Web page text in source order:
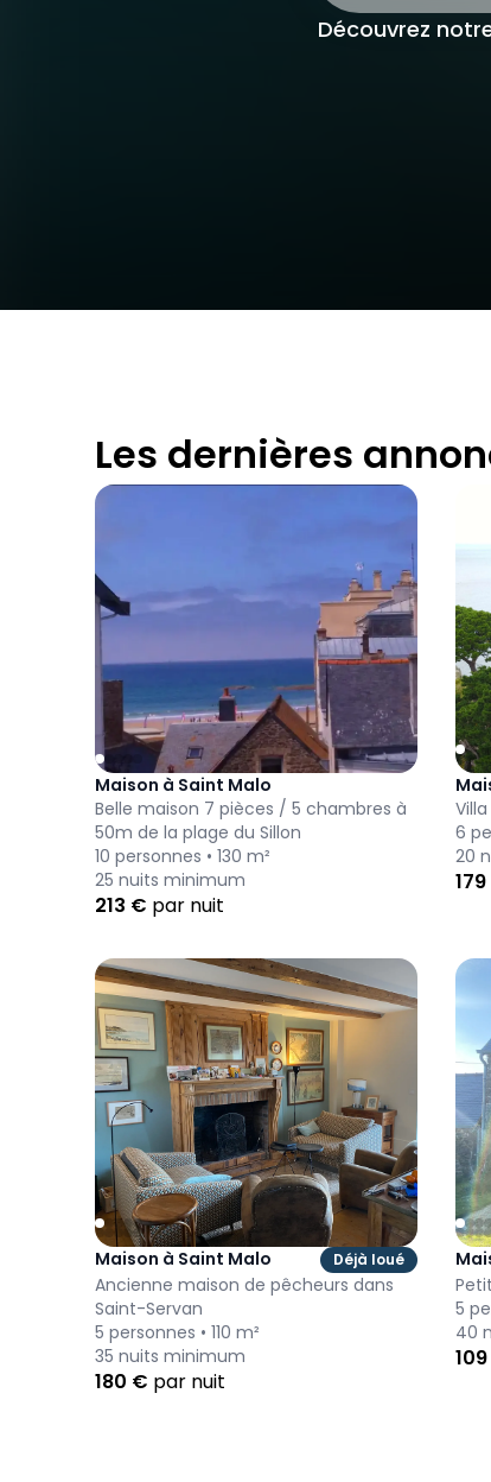
Découvrez
Les dernières
Maison à Saint Malo
Belle maison 7 pièces / 5 chambres à
50m de la plage du Sillon
10 personnes • 130 m²
25 nuits minimum
213 € par nuit
6
20
179
Maison à Saint Malo Déjà loué
Ancienne maison de pêcheurs dans
Saint-Servan
5 personnes • 110 m²
35 nuits minimum
180 € par nuit
5
40
109